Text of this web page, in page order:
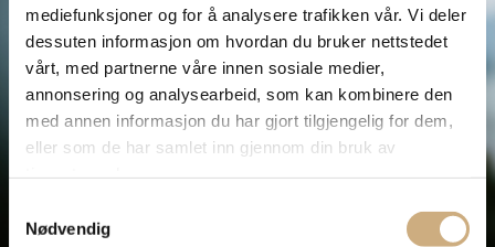
mediefunksjoner og for å analysere trafikken vår. Vi deler
dessuten informasjon om hvordan du bruker nettstedet
vårt, med partnerne våre innen sosiale medier,
annonsering og analysearbeid, som kan kombinere den
med annen informasjon du har gjort tilgjengelig for dem,
eller som de har samlet inn gjennom din bruk av
Nødvendig